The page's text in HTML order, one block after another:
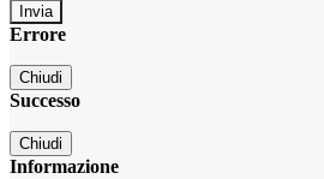
Errore
Chiudi
Successo
Chiudi
Informazione